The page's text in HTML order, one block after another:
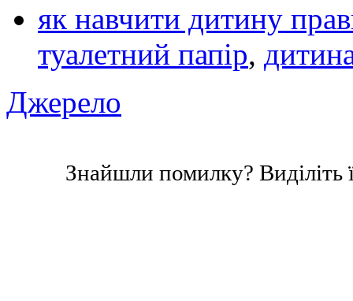
як навчити дитину
туалетний папір,
Джерело
Знайшли помилку? Виділіть